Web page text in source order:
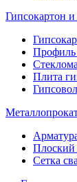
Гипсокартон
Профиль
Плита
Плоский
Сетка